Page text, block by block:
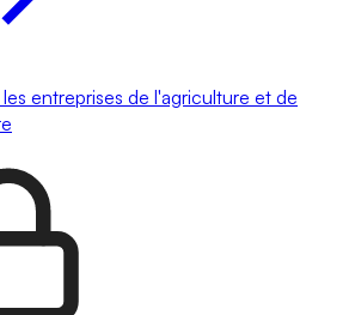
entreprises de l'agriculture et de